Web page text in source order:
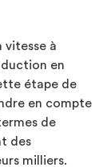
vitesse à
en
étape de
en compte
de
des
milliers.